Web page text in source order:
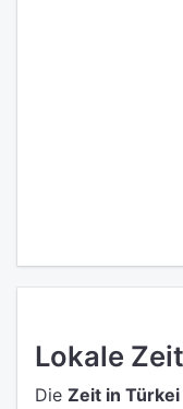
Lokale
Die Zeit in Türkei